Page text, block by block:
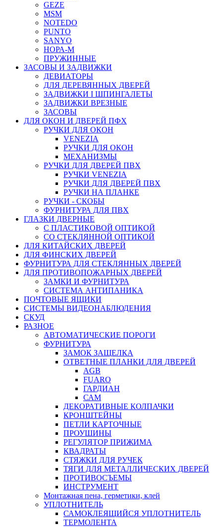
GEZE
MSM
NOTEDO
PUNTO
SANYO
НОРА-М
ПРУЖИННЫЕ
ЗАСОВЫ И ЗАДВИЖКИ
ДЕВИАТОРЫ
ДЛЯ ДЕРЕВЯННЫХ ДВЕРЕЙ
ЗАДВИЖКИ I ШПИНГАЛЕТЫ
ЗАДВИЖКИ ВРЕЗНЫЕ
ЗАСОВЫ
ДЛЯ ОКОН И ДВЕРЕЙ ПФХ
РУЧКИ ДЛЯ ОКОН
VENEZIA
РУЧКИ ДЛЯ ОКОН
МЕХАНИЗМЫ
РУЧКИ ДЛЯ ДВЕРЕЙ ПВХ
РУЧКИ VENEZIA
РУЧКИ ДЛЯ ДВЕРЕЙ ПВХ
РУЧКИ НА ПЛАНКЕ
РУЧКИ - СКОБЫ
ФУРНИТУРА ДЛЯ ПВХ
ГЛАЗКИ ДВЕРНЫЕ
С ПЛАСТИКОВОЙ ОПТИКОЙ
СО СТЕКЛЯННОЙ ОПТИКОЙ
ДЛЯ КИТАЙСКИХ ДВЕРЕЙ
ДЛЯ ФИНСКИХ ДВЕРЕЙ
ФУРНИТУРА ДЛЯ СТЕКЛЯННЫХ ДВЕРЕЙ
ДЛЯ ПРОТИВОПОЖАРНЫХ ДВЕРЕЙ
ЗАМКИ И ФУРНИТУРА
СИСТЕМА АНТИПАНИКА
ПОЧТОВЫЕ ЯЩИКИ
СИСТЕМЫ ВИДЕОНАБЛЮДЕНИЯ
СКУД
РАЗНОЕ
АВТОМАТИЧЕСКИЕ ПОРОГИ
ФУРНИТУРА
ЗАМОК ЗАЩЕЛКА
ОТВЕТНЫЕ ПЛАНКИ ДЛЯ ДВЕРЕЙ
AGB
FUARO
ГАРДИАН
САМ
ДЕКОРАТИВНЫЕ КОЛПАЧКИ
КРОНШТЕЙНЫ
ПЕТЛИ КАРТОЧНЫЕ
ПРОУШИНЫ
РЕГУЛЯТОР ПРИЖИМА
КВАДРАТЫ
СТЯЖКИ ДЛЯ РУЧЕК
ТЯГИ ДЛЯ МЕТАЛЛИЧЕСКИХ ДВЕРЕЙ
ПРОТИВОСЪЕМЫ
ИНСТРУМЕНТ
Монтажная пена, герметики, клей
УПЛОТНИТЕЛЬ
САМОКЛЕЯЩИЙСЯ УПЛОТНИТЕЛЬ
ТЕРМОЛЕНТА